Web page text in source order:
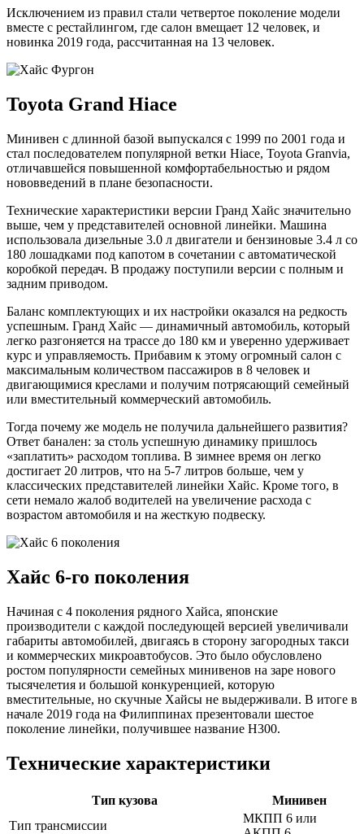
Исключением из правил стали четвертое поколение модели
вместе с рестайлингом, где салон вмещает 12 человек, и
новинка 2019 года, рассчитанная на 13 человек.
Toyota Grand Hiace
Минивен с длинной базой выпускался с 1999 по 2001 года и
стал последователем популярной ветки Hiace, Toyota Granvia,
отличавшейся повышенной комфортабельностью и рядом
нововведений в плане безопасности.
Технические характеристики версии Гранд Хайс значительно
выше, чем у представителей основной линейки. Машина
использовала дизельные 3.0 л двигатели и бензиновые 3.4 л со
180 лошадками под капотом в сочетании с автоматической
коробкой передач. В продажу поступили версии с полным и
задним приводом.
Баланс комплектующих и их настройки оказался на редкость
успешным. Гранд Хайс — динамичный автомобиль, который
легко разгоняется на трассе до 180 км и уверенно удерживает
курс и управляемость. Прибавим к этому огромный салон с
максимальным количеством пассажиров в 8 человек и
двигающимися креслами и получим потрясающий семейный
или вместительный коммерческий автомобиль.
Тогда почему же модель не получила дальнейшего развития?
Ответ банален: за столь успешную динамику пришлось
«заплатить» расходом топлива. В зимнее время он легко
достигает 20 литров, что на 5-7 литров больше, чем у
классических представителей линейки Хайс. Кроме того, в
сети немало жалоб водителей на увеличение расхода с
возрастом автомобиля и на жесткую подвеску.
Хайс 6-го поколения
Начиная с 4 поколения рядного Хайса, японские
производители с каждой последующей версией увеличивали
габариты автомобилей, двигаясь в сторону загородных такси
и коммерческих микроавтобусов. Это было обусловлено
ростом популярности семейных минивенов на заре нового
тысячелетия и большой конкуренцией, которую
вместительные, но скучные Хайсы не выдерживали. В итоге в
начале 2019 года на Филиппинах презентовали шестое
поколение линейки, получившее название H300.
Технические характеристики
Тип кузова
Минивен
Тип трансмиссии
МКПП 6 или